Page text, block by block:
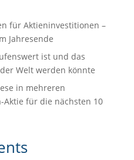
für Aktieninvestitionen –
Jahresende
ist und das
Welt werden könnte
in mehreren
Aktie für die nächsten 10